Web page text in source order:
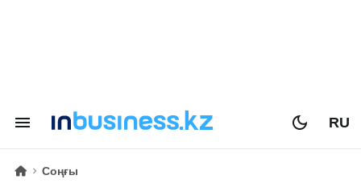
RU
Соңғы